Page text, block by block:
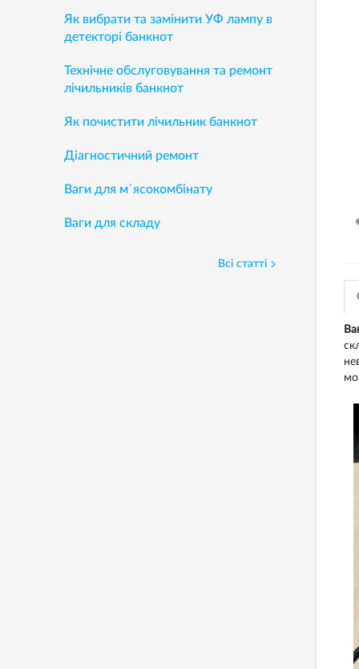
Як вибрати та замінити УФ лампу в
детекторі банкнот
Технічне обслуговування та ремонт
лічильників банкнот
Як почистити лічильник банкнот
Діагностичний ремонт
Ваги для м`ясокомбінату
Ваги для складу
Всі статті